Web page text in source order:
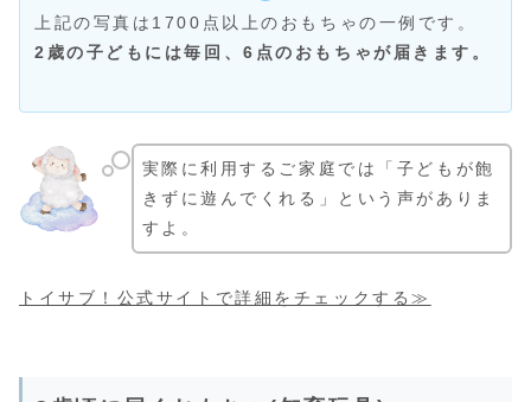
上記の写真は1700点以上のおもちゃの一例です。
2歳の子どもには毎回、6点のおもちゃが届きます。
実際に利用するご家庭では「子どもが飽
きずに遊んでくれる」という声がありま
すよ。
トイサブ！公式サイトで詳細をチェックする≫